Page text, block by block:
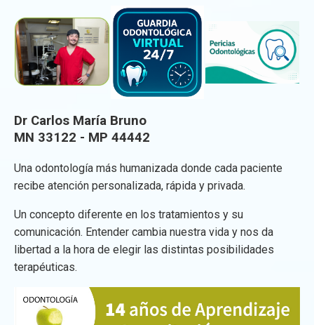
Dr Carlos María Bruno
MN 33122 - MP 44442
Una odontología más humanizada donde cada paciente
recibe atención personalizada, rápida y privada.
Un concepto diferente en los tratamientos y su
comunicación. Entender cambia nuestra vida y nos da
libertad a la hora de elegir las distintas posibilidades
terapéuticas.